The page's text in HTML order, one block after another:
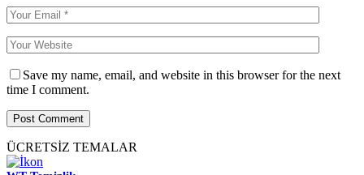
Save my name, email, and website in this browser for the next
time I comment.
ÜCRETSİZ TEMALAR